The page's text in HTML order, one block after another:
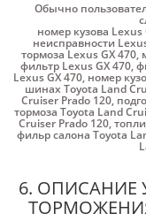
Обычно
номер кузова Lexus
неисправности
тормоза Lexus GX 470,
фильтр Lexus GX 470,
Lexus GX 470, номер
шинах Toyota Land
Cruiser Prado 120,
тормоза Toyota Land
Cruiser Prado 120,
фильр салона Toyota
6. ОПИСАНИЕ